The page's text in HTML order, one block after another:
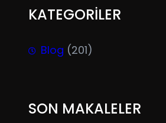
KATEGORİLER
Blog (201)
SON MAKALELER